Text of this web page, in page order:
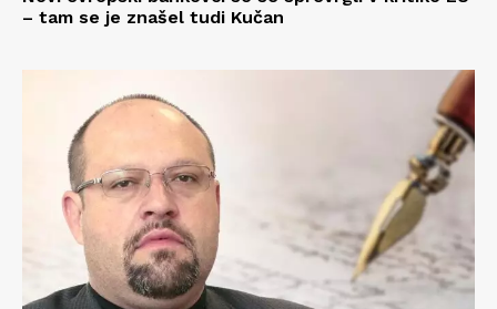
– tam se je znašel tudi Kučan